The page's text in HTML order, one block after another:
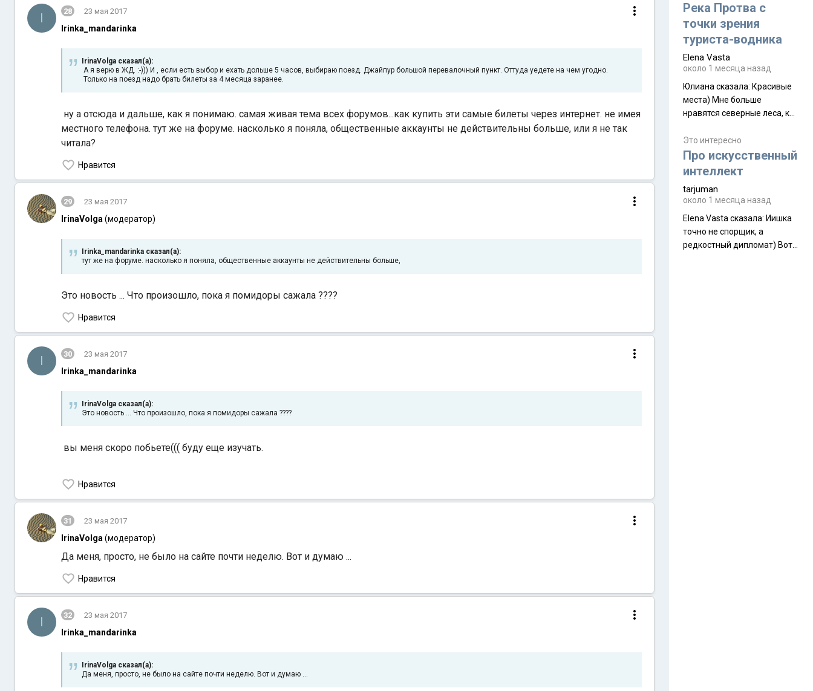
I 28 23 мая 2017
Irinka_mandarinka
IrinaVolga сказал(а):
А я верю в ЖД. :-))) И , если есть выбор и ехать дольше 5 часов, выбираю поезд. Джайпур большой перевалочный пункт. Оттуда уедете на чем угодно.
Только на поезд надо брать билеты за 4 месяца заранее.
ну а отсюда и дальше, как я понимаю. самая живая тема всех форумов...как купить эти самые билеты через интернет. не имея
местного телефона. тут же на форуме. насколько я поняла, общественные аккаунты не действительны больше, или я не так
читала?
Нравится
29 23 мая 2017
IrinaVolga (модератор)
Irinka_mandarinka сказал(а):
тут же на форуме. насколько я поняла, общественные аккаунты не действительны больше,
Это новость ... Что произошло, пока я помидоры сажала ????
Нравится
I 30 23 мая 2017
Irinka_mandarinka
IrinaVolga сказал(а):
Это новость ... Что произошло, пока я помидоры сажала ????
вы меня скоро побьете((( буду еще изучать.
Нравится
31 23 мая 2017
IrinaVolga (модератор)
Да меня, просто, не было на сайте почти неделю. Вот и думаю ...
Нравится
I 32 23 мая 2017
Irinka_mandarinka
IrinaVolga сказал(а):
Да меня, просто, не было на сайте почти неделю. Вот и думаю ...
Free, которая стала первой
ультралегкой моделью в
ассортименте
производителя. Новинка
получила двухслойную
конструкцию с отдельным
внешним тентом и сетчатой
внутренней палаткой, а ее
комплектации составляет
около 845 г. Палатка весит
менее
Река Протва с
точки зрения
туриста-водника
Elena Vasta
около 1 месяца назад
Юлиана сказалa: Красивые
места) Мне больше
нравятся северные леса, как
южной тайги
Это интересно
Про искусственный
интеллект
tarjuman
около 1 месяца назад
Elena Vasta сказалa: Иишка
точно не спорщик, а
редкостный дипломат) Вот,